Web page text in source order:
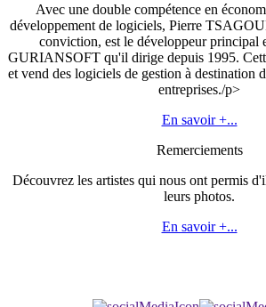
Avec une double compétence en
développement de logiciels, Pierre
conviction, est le développeur principal
GURIANSOFT qu'il dirige depuis 1995.
et vend des logiciels de gestion à destination
entreprises./p>
En savoir +...
Remerciements
Découvrez les artistes qui nous ont permis
leurs photos.
En savoir +...